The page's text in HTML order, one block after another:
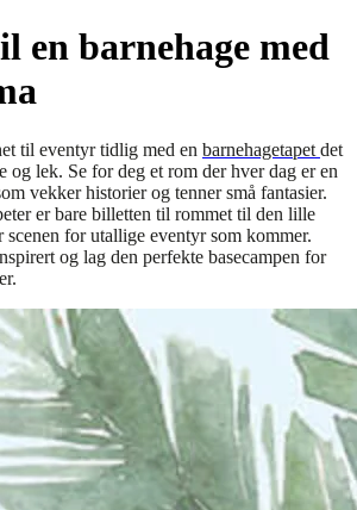
en barnehage med
til eventyr tidlig med en barnehagetapet det
og lek. Se for deg et rom der hver dag er en
vekker historier og tenner små fantasier.
er bare billetten til rommet til den lille
scenen for utallige eventyr som kommer.
og lag den perfekte basecampen for